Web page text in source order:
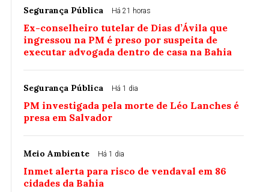
Segurança Pública Há 21 horas
Ex-conselheiro tutelar de Dias d’Ávila que
ingressou na PM é preso por suspeita de
executar advogada dentro de casa na Bahia
Segurança Pública Há 1 dia
PM investigada pela morte de Léo Lanches é
presa em Salvador
Meio Ambiente Há 1 dia
Inmet alerta para risco de vendaval em 86
cidades da Bahia